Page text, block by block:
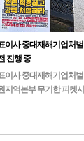
이사 중대재해기업처벌
진행 중
이사 중대재해기업처벌
지역본부 무기한 피켓시